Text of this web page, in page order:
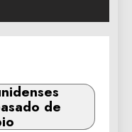
de